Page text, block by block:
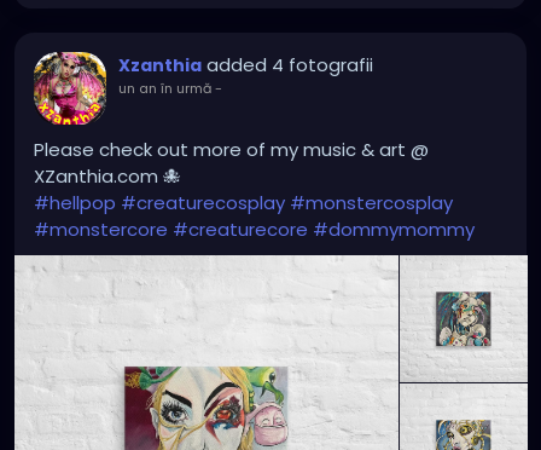
Xzanthia added 4 fotografii
un an în urmă-
Please check out more of my music & art @
XZanthia.com 🐙
#hellpop #creaturecosplay #monstercosplay
#monstercore #creaturecore #dommymommy